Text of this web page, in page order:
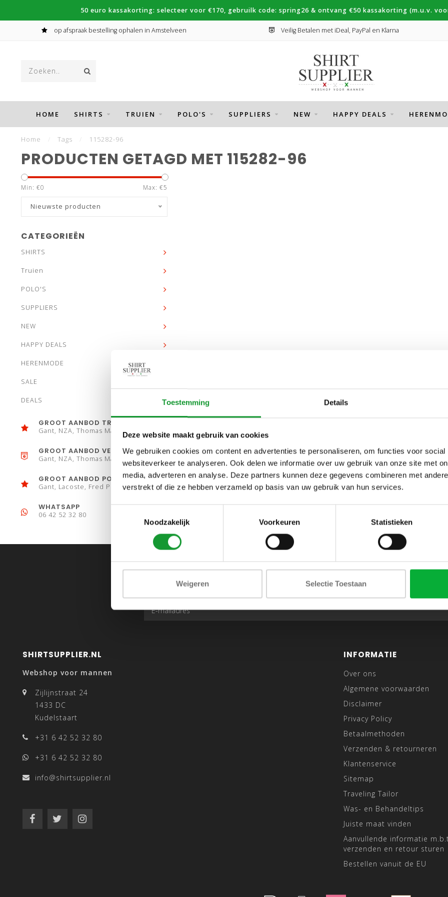
Toestemming Details
Deze website maakt gebruik van cookies
We gebruiken cookies om content en advertenties te personaliseren, om functies voor
websiteverkeer te analyseren. Ook delen we informatie over uw gebruik van onze site met
media, adverteren en analyse. Deze partners kunnen deze gegevens combineren met
verstrekt of die ze hebben verzameld op basis van uw gebruik van hun services.
Noodzakelijk
Voorkeuren Statistieken
Weigeren Selectie Toestaan
50 euro kassakorting: selecteer voor €170, gebruilk code: spring26 & ontvang €50 kassakorting (m.u.v.
op afspraak bestelling ophalen in Amstelveen Veilig Betalen met iDeal, PayPal en Klarna
HOME SHIRTS TRUIEN POLO'S SUPPLIERS NEW HAPPY DEALS
Home Tags 115282-96
PRODUCTEN GETAGD MET 115282-96
Min: €0 Max: €5
Nieuwste producten
CATEGORIEËN
SHIRTS
Truien
POLO'S
SUPPLIERS
NEW
HAPPY DEALS
HERENMODE
SALE
DEALS
GROOT AANBOD TRUIEN
Gant, NZA, Thomas Maine
GROOT AANBOD VESTEN
Gant, NZA, Thomas Maine
GROOT AANBOD POLO´S
Gant, Lacoste, Fred Perry
WHATSAPP
06 42 52 32 80
SHIRTSUPPLIER.NL
Webshop voor mannen
Zijlijnstraat 24
1433 DC
Kudelstaart
+31 6 42 52 32 80
+31 6 42 52 32 80
info@shirtsupplier.nl
INFORMATIE
Over ons
Algemene voorwaarden
Disclaimer
Privacy Policy
Betaalmethoden
Verzenden & retourneren
Klantenservice
Sitemap
Traveling Tailor
Was- en Behandeltips
Juiste maat vinden
Aanvullende informatie
verzenden en retour sturen
Bestellen vanuit de EU